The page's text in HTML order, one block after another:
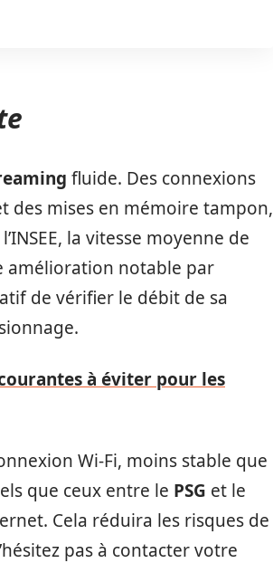
fluide. Des connexions
des mises en mémoire tampon,
la vitesse moyenne de
amélioration notable par
de vérifier le débit de sa
à éviter pour les
Wi-Fi, moins stable que
que ceux entre le PSG et le
Cela réduira les risques de
pas à contacter votre